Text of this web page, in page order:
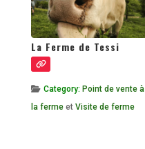
La Ferme de Tessi
Category:Point de vente à
la fermeet Visite de ferme